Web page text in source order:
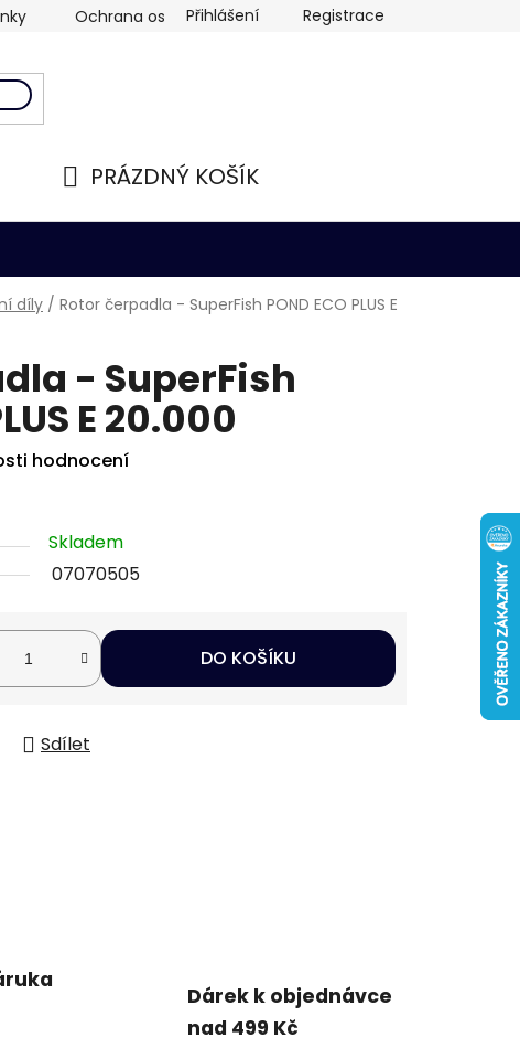
Ochrana osobních údajů
Přihlášení Registrace
PRÁZDNÝ KOŠÍK
díly / Rotor čerpadla - SuperFish POND ECO PLUS E
- SuperFish
E 20.000
hodnocení
Skladem
07070505
DO KOŠÍKU
Sdílet
Dárek k objednávce
nad 499 Kč